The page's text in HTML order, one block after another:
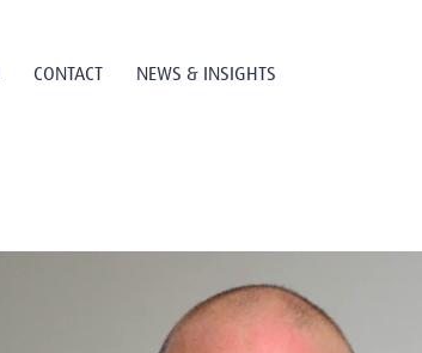
CONTACT NEWS & INSIGHTS